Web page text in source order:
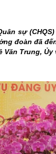
sự
đoàn đã
Trung,